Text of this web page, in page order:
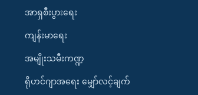
အာရှစီးပွားရေး
ကျန်းမာရေး
အမျိုးသမီးကဏ္ဍ
ရိုဟင်ဂျာအရေး မျှော်လင့်ချက်